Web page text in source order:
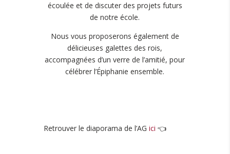
écoulée et de discuter des projets futurs
de notre école.
Nous vous proposerons également de
délicieuses galettes des rois,
accompagnées d’un verre de l’amitié, pour
célébrer l’Épiphanie ensemble.
Retrouver le diaporama de l’AG ici 👈